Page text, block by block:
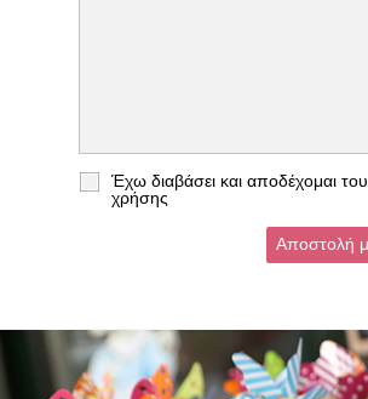
Αποστολή
Έχω διαβάσει και αποδέχομαι
χρήσης